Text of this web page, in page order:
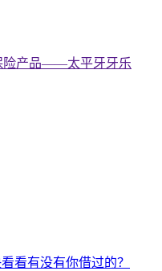
险产品——太平牙牙乐
看有没有你借过的？